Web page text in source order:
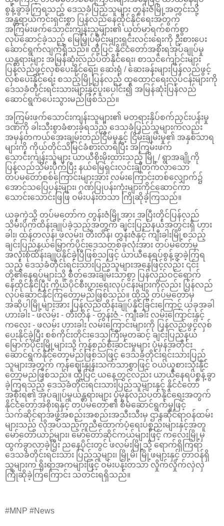
စွန့်ခွာခဲ့ကြရသည့် ဒေသခံပြည်သူများ တွန်းဇံမြို့အတွင်းသို့
အန္တရာယ်ကင်းရှင်းစွာ ပြန်လည်နေထိုင်နိုင်ရေးအတွက်
အကြမ်းဖက်သောင်းကျန်းသူများ၏ ယုတ်မာရက်စက်စွာ
လုပ်ဆောင်ခဲ့သည့် မြေမြှုပ်မိုင်းများရှင်းလင်းရေးကို ဦးစားပေး
ဆောင်ရွက်လျက်ရှိသည်။ ထို့ပြင် နိုင်ငံတော်အစိုးရအုပ်ချုပ်မှု
ယန္တရားများ အမြန်ဆုံးလည်ပတ်နိုင်ရေး၊ စာသင်ကျောင်းများ
ပြန်လည်ဖွင့်လှစ်ပေးနိုင်ရေး၊ ဆေးရုံ / ဆေးခန်းများပြန်လည်ဖွင့်
လှစ်ပေးနိုင်ရေး စသည့်မြို့ပြန်လည် ထူထောင်ရေးလုပ်ငန်းများကို
ဒေသခံတိုင်းရင်းသားများနှင့်ပူးပေါင်း၍ အမြန်ဆုံးပြန်လည်
ဆောင်ရွက်ပေးသွားမည်ဖြစ်သည်။
အကြမ်းဖက်သောင်းကျန်းသူများ၏ မတရားနှိပ်စက်ညှင်းပန်းမှု
ဒဏ်ကို ခါးသီးစွာခံစားခဲ့ရသည့် ဒေသခံပြည်သူများကလည်း
အမှန်တကယ်အေးချမ်းတည်ငြိမ်မှုနှင့် ငြိမ်းချမ်းမှု၏ အနှစ်သာရ
များကို ကိုယ်တိုင်သိမြင်ခံစားလာရပြီး အကြမ်းဖက်
သောင်းကျန်းသူများ ယာယီစိုးမိုးထားသည့် မြို့ / ရွာအချို့ကို
ပြန်လည်သိမ်းပိုက်ပြီး နယ်မြေရှင်းလင်းချီတက်လာသော
တပ်မတော်စစ်ကြောင်းများအား လမ်းကြောင်းတစ်လျှောက်၌
အောင်သပြေပန်းများ၊ ဂုဏ်ပြုပန်းကုံးများကိုင်ဆောင်ကာ
သောင်းသောင်းဖြဖြ ဝမ်းပန်းတသာ ကြိုဆိုခဲ့ကြသည်။
ယခုကဲ့သို့ တပ်မတော်က တွန်းဇံမြို့အား အပြီးတိုင်ပြန်လည်
သိမ်းပိုက်ထိန်းချုပ်ခဲ့သည့်အတွက် ချင်းပြည်နယ်အတွင်းရှိ ဟား
ခါး၊ ထန်တလန်၊ ဖလမ်း၊ တီးတိန်၊ တွန်းဇံနှင့် ကျီးခါးမြို့စသည့်
ချင်းပြည်နယ်မြောက်ပိုင်းဒေသတစ်ခုလုံးအား တပ်မတော်မှ
အလုံးစုံထိန်းချုပ်နိုင်ခဲ့ပြီဖြစ်သဖြင့် ယာယီနေရပ်စွန့်ခွာခဲ့ကြရ
သည့် ဒေသခံတိုင်းရင်းသားပြည်သူများအနေဖြင့်လည်း ၎င်း
တို့၏နေရပ်များသို့ စိတ်အေးချမ်းသာစွာ ပြန်လည်ဝင်ရောက်
နေထိုင်နိုင်ပြီး ကိုယ်ပိုင်စီးပွားရေးလုပ်ငန်းများကိုလည်း ပြန်လည်
လုပ်ဆောင်နိုင်ကြတော့မည်ဖြစ်သည်။ ထိုသို့ တပ်မတော်မှ
အဆိုပါမြို့များအား ပြန်လည်ထိန်းချုပ်နိုင်ခြင်းကြောင့် ယခုအခါ
ဟားခါး - ဖလမ်း - တီးတိန် - တွန်းဇံ - ကျီးခါး လမ်းကြောင်းနှင့်
ကလေး - ဖလမ်း ဟားခါး လမ်းကြောင်းများကို ပြန်လည်ဖွင့်လှစ်
ပေးနိုင်ခဲ့ပြီး စစ်ကိုင်းတိုင်းဒေသကြီးမှတဆင့် ချင်းပြည်နယ်
မြောက်ပိုင်းမြို့များသို့ ကုန်စည်စီးဆင်းမှုများ ပုံမှန်အတိုင်း
ဆောင်ရွက်နိုင်တော့မည်ဖြစ်သဖြင့် ဒေသခံတိုင်းရင်းသားပြည်
သူများအတွက် ကုန်ဈေးနှုန်းသက်သာစွာဖြင့် ဝယ်ယူစားသုံးနိုင်
တော့မည်ဖြစ်သည်။ ထို့ပြင် ယနေ့တွင်လည်း ယာယီနေရပ်စွန့်ခွာ
ခဲ့ကြရသည့် ဒေသခံတိုင်းရင်းသားပြည်သူများနှင့် နိုင်ငံတော်
အစိုးရ၏ အုပ်ချုပ်မှုယန္တရားများ ပုံမှန်လည်ပတ်နိုင်ရေးအတွက်
နိုင်ငံတော်အစိုးရနှင့် တပ်မတော်၏ စီမံဆောင်ရွက်မှုဖြင့်
သက်ဆိုင်ရာအဖွဲ့အစည်းအစည်းအသီးသီးမှ ဌာနဆိုင်ရာဝန်ထမ်း
များသည် လိုအပ်သည့်ကူညီထောက်ပံ့ရေးပစ္စည်းများနှင့်အတူ
မော်တော်ယာဉ်များ၊ မော်တော်ဆိုင်ကယ်များဖြင့် ကလေးမြို့မှ
ထွက်ခွာလာခဲ့ပြီး ညနေပိုင်းတွင် ဖလမ်းမြို့သို့ ရောက်ရှိကြရာ
ဒေသခံတိုင်းရင်းသား ပြည်သူများ၊ မြို့မိ၊ မြို့ဖများနှင့် တာဝန်ရှိ
သူများက ရိုးရာအကများဖြင့် ဝမ်းပန်းတသာ လှိုက်လှိုက်လှဲလှဲ
ကြိုဆိုခဲ့ကြကြောင်း သတင်းရရှိသည်။
#MNP #News